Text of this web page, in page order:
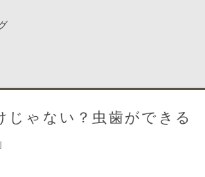
じゃない？虫歯ができる